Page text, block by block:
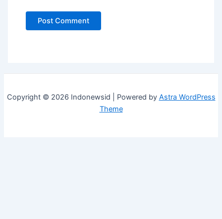
Copyright © 2026 Indonewsid | Powered by Astra WordPress
Theme